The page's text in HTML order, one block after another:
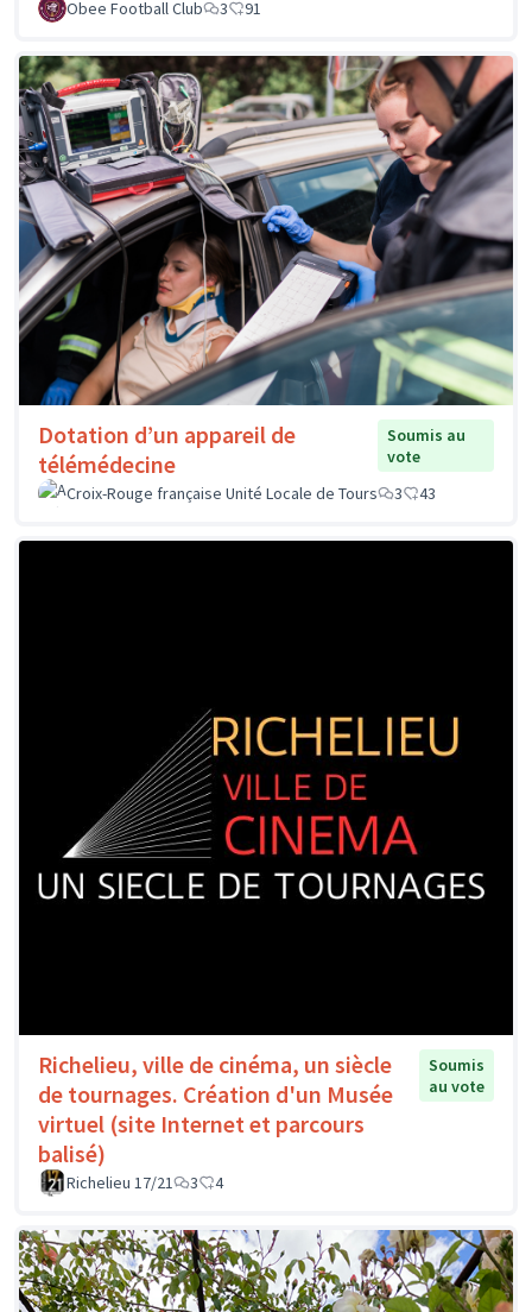
Obee Football Club
3 91
Dotation d’un appareil de
télémédecine
Soumis au
vote
Croix-Rouge française Unité Locale de Tours
3 43
Richelieu, ville de cinéma, un siècle
de tournages. Création d'un Musée
virtuel (site Internet et parcours
balisé)
Soumis
au vote
Richelieu 17/21 3 4